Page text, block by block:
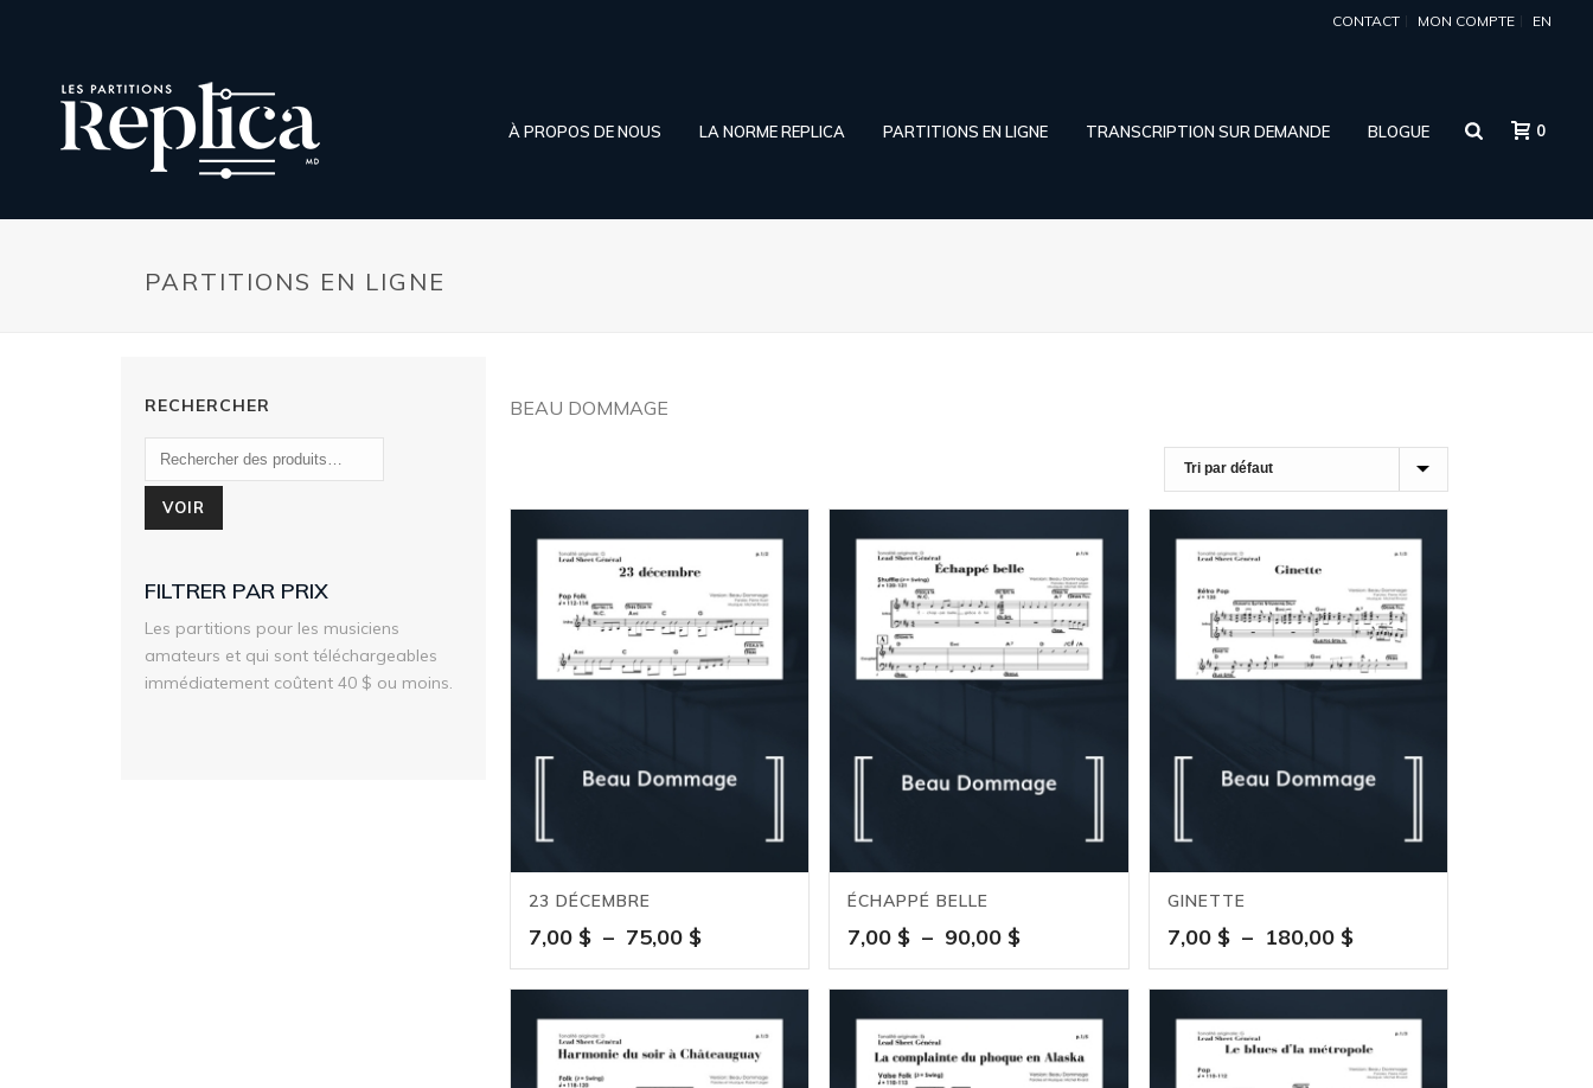
CONTACT MON COMPTE EN
À PROPOS DE NOUS LA NORME REPLICA PARTITIONS EN LIGNE TRANSCRIPTION SUR DEMANDE BLOGUE 0
PARTITIONS EN LIGNE
BEAU DOMMAGE
23 DÉCEMBRE
7,00 $ – 75,00 $Plage
de
prix :
7,00 $
à
75,00 $
ÉCHAPPÉ BELLE
7,00 $ – 90,00 $Plage
de
prix :
7,00 $
90,00 $
GINETTE
7,00 $ – 180,00 $Plage
de
prix :
7,00 $
à
180,00 $
RECHERCHER
VOIR
FILTRER PAR PRIX
Les partitions pour les musiciens
amateurs et qui sont téléchargeables
immédiatement coûtent 40 $ ou moins.